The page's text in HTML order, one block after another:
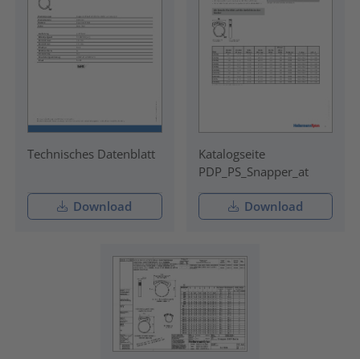
Technisches Datenblatt
Download
Katalogseite
PDP_PS_Snapper_at
Download